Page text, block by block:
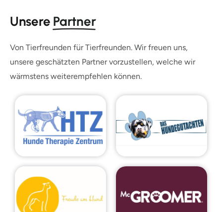
Unsere Partner
Von Tierfreunden für Tierfreunden. Wir freuen uns,
unsere geschätzten Partner vorzustellen, welche wir
wärmstens weiterempfehlen können.